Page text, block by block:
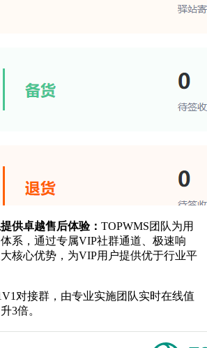
供卓越售后体验： TOPWMS团队为用
系，通过专属VIP社群通道、极速响
核心优势，为VIP用户提供优于行业平
对接群，由专业实施团队实时在线值
3倍。